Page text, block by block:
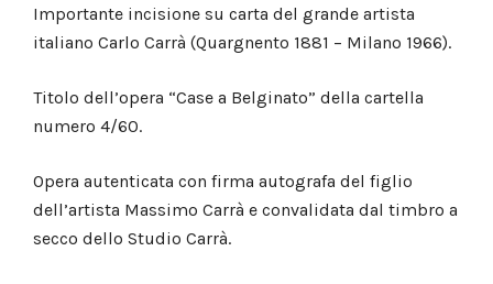
Importante incisione su carta del grande artista
italiano Carlo Carrà (Quargnento 1881 – Milano 1966).
Titolo dell’opera “Case a Belginato” della cartella
numero 4/60.
Opera autenticata con firma autografa del figlio
dell’artista Massimo Carrà e convalidata dal timbro a
secco dello Studio Carrà.